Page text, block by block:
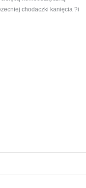
chodaczki kanięcia ?i